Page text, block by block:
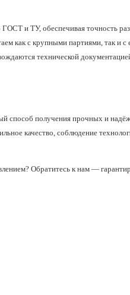
и ТУ, обеспечивая точность
как с крупными партиями, так и с
технической
способ получения прочных и
качество, соблюдение
Обратитесь к нам —